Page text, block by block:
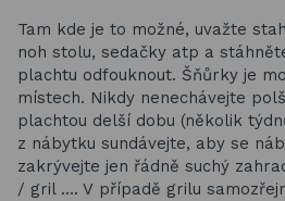
Tam kde je to možné, uvažte
noh stolu, sedačky atp a
plachtu odfouknout. Šňůrky je
místech. Nikdy nenechávejte
plachtou delší dobu (několik
z nábytku sundávejte, aby se
zakrývejte jen řádně suchý
/ gril …. V případě grilu